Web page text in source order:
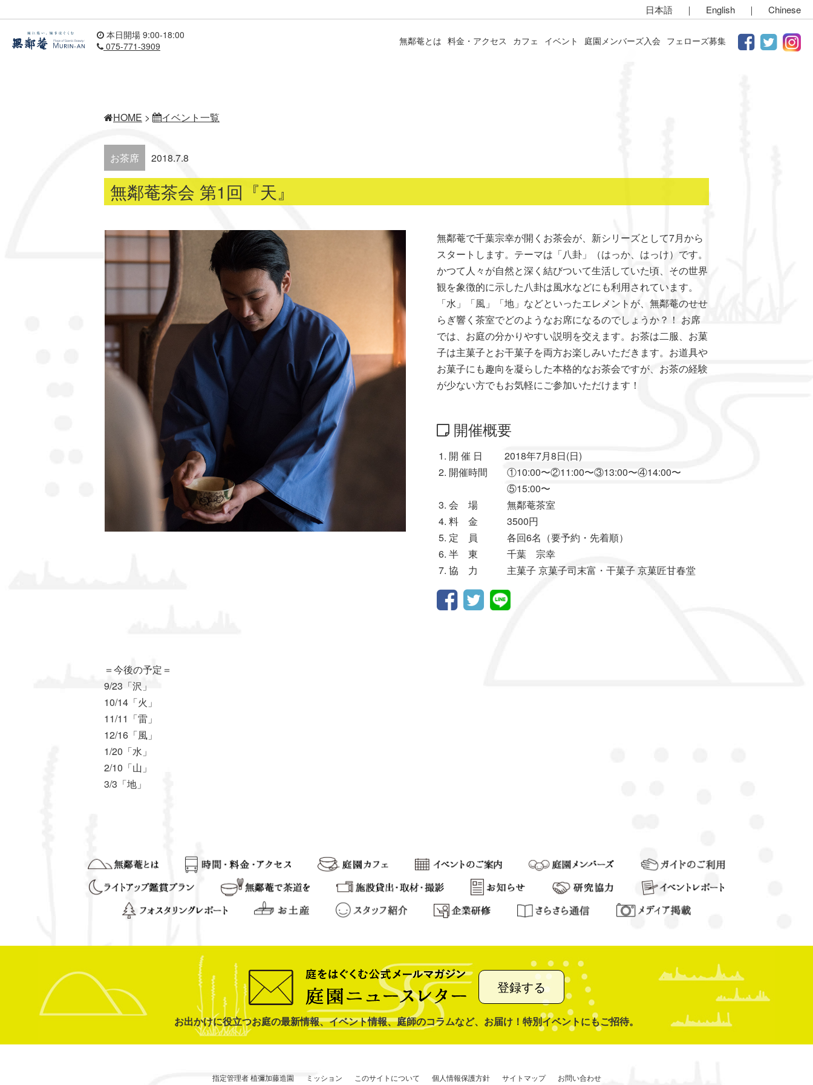
日本語 ｜ English ｜ Chinese
本日開場 9:00-18:00
075-771-3909
無鄰菴とは 料金・アクセス カフェ イベント 庭園メンバーズ入会 フェローズ募集
HOME > イベント一覧
お茶席 2018.7.8
無鄰菴茶会 第1回『天』
無鄰菴で千葉宗幸が開くお茶会が、新シリーズとして7月から
スタートします。テーマは「八卦」（はっか、はっけ）です。
かつて人々が自然と深く結びついて生活していた頃、その世界
観を象徴的に示した八卦は風水などにも利用されています。
「水」「風」「地」などといったエレメントが、無鄰菴のせせ
らぎ響く茶室でどのようなお席になるのでしょうか？！ お席
では、お庭の分かりやすい説明を交えます。お茶は二服、お菓
子は主菓子とお干菓子を両方お楽しみいただきます。お道具や
お菓子にも趣向を凝らした本格的なお茶会ですが、お茶の経験
が少ない方でもお気軽にご参加いただけます！
開催概要
開 催 日 2018年7⽉8⽇(日)
開催時間 ①10:00〜②11:00〜③13:00〜④14:00〜
⑤15:00〜
会 場 無鄰菴茶室
料 金 3500円
定 員 各回6名（要予約・先着順）
半 東 千葉 宗幸
協 力 主菓子 京菓子司末富・干菓子 京菓匠甘春堂
＝今後の予定＝
9/23「沢」
10/14「火」
11/11「雷」
12/16「風」
1/20「水」
2/10「山」
3/3「地」
登録する
お出かけに役立つお庭の最新情報、イベント情報、庭師のコラムなど、お届け！特別イベントにもご招待。
指定管理者 植彌加藤造園 ミッション このサイトについて 個人情報保護方針 サイトマップ お問い合わせ